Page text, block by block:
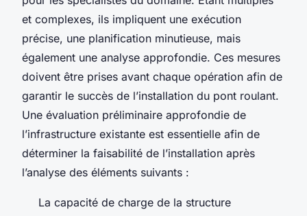
et complexes, ils impliquent une exécution
précise, une planification minutieuse, mais
également une analyse approfondie. Ces mesures
doivent être prises avant chaque opération afin de
garantir le succès de l’installation du pont roulant.
Une évaluation préliminaire approfondie de
l’infrastructure existante est essentielle afin de
déterminer la faisabilité de l’installation après
l’analyse des éléments suivants :
La capacité de charge de la structure